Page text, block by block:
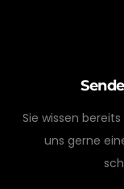
Sie wissen
uns gerne